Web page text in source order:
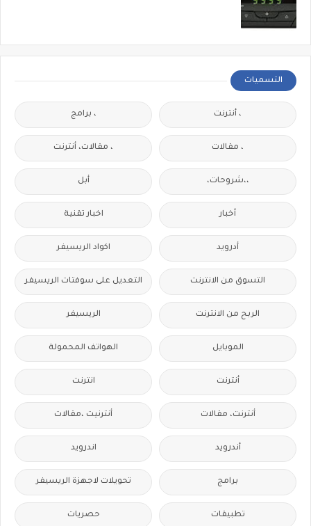
التسميات
، أنترنت ، برامج
، مقالات ، مقالات، أنترنت
،،شروحات، أبل
أخبار اخبار تقنية
أدرويد اكواد الريسيفر
التسوق من الانترنت التعديل على سوفتات الريسيفر
الربح من الانترنت الريسيفر
الموبايل الهواتف المحمولة
أنترنت انترنت
أنترنت، مقالات أنترنيت ،مقالات
أندرويد اندرويد
برامج تحويلات لاجهزة الريسيفر
تطبيقات حصريات